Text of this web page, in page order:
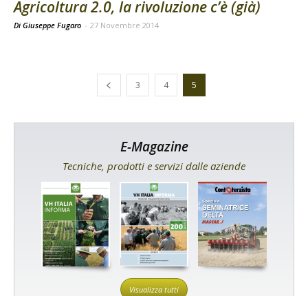
Agricoltura 2.0, la rivoluzione c’è (già)
Di Giuseppe Fugaro - 27 Novembre 2014
3 4 5
E-Magazine
Tecniche, prodotti e servizi dalle aziende
Visualizza tutti